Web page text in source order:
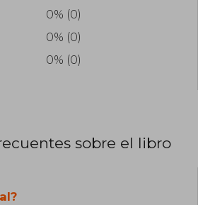
0% (0)
0% (0)
0% (0)
sobre el libro